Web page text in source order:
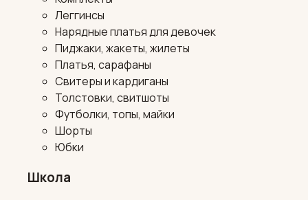
Леггинсы
Нарядные платья для девочек
Пиджаки, жакеты, жилеты
Платья, сарафаны
Свитеры и кардиганы
Толстовки, свитшоты
Футболки, топы, майки
Шорты
Юбки
Школа